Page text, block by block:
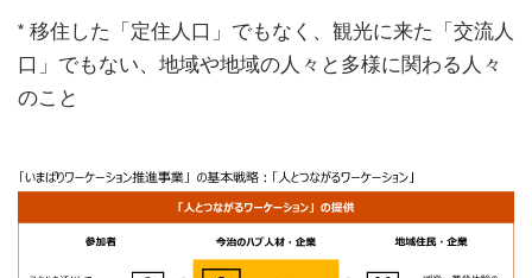
* 移住した「定住人口」でもなく、観光に来た「交流人
口」でもない、地域や地域の人々と多様に関わる人々
のこと